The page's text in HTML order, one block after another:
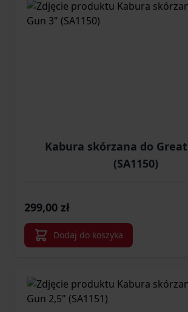
Kabura skórzana do
(SA1150)
299,00 zł
Dodaj do koszyka